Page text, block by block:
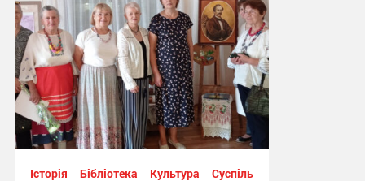
Історія Бібліотека Культура Суспільство